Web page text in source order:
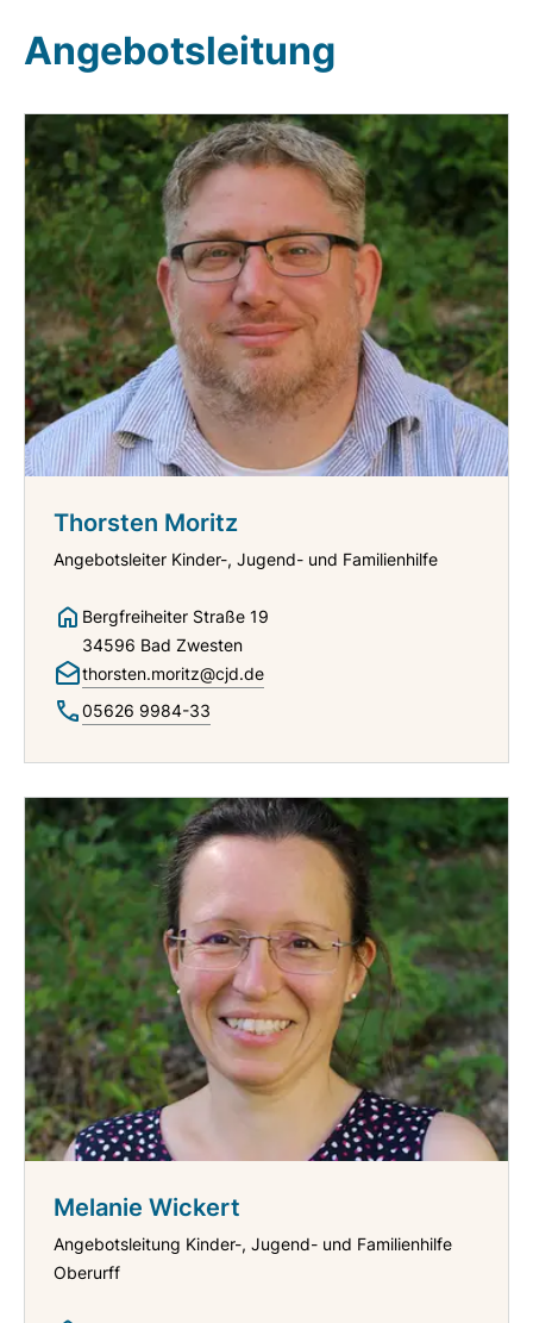
Angebotsleitung
Thorsten Moritz
Angebotsleiter Kinder-, Jugend- und Familienhilfe
Bergfreiheiter Straße 19
34596 Bad Zwesten
thorsten.moritz@cjd.de
05626 9984-33
Melanie Wickert
Angebotsleitung Kinder-, Jugend- und Familienhilfe
Oberurff